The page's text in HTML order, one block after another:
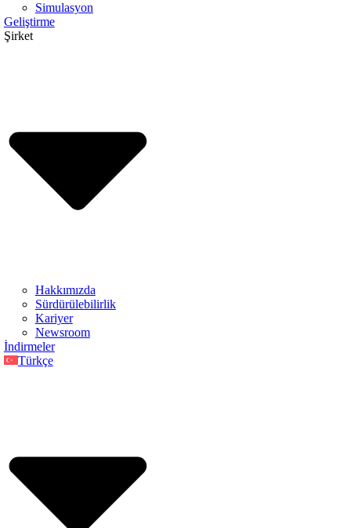
Simulasyon
Geliştirme
Şirket
Hakkımızda
Sürdürülebilirlik
Kariyer
Newsroom
İndirmeler
Türkçe